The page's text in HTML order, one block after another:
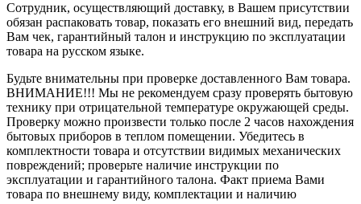
Сотрудник, осуществляющий доставку, в Вашем присутствии
обязан распаковать товар, показать его внешний вид, передать
Вам чек, гарантийный талон и инструкцию по эксплуатации
товара на русском языке.
Будьте внимательны при проверке доставленного Вам товара.
ВНИМАНИЕ!!! Мы не рекомендуем сразу проверять бытовую
технику при отрицательной температуре окружающей среды.
Проверку можно произвести только после 2 часов нахождения
бытовых приборов в теплом помещении. Убедитесь в
комплектности товара и отсутствии видимых механических
повреждений; проверьте наличие инструкции по
эксплуатации и гарантийного талона. Факт приема Вами
товара по внешнему виду, комплектации и наличию